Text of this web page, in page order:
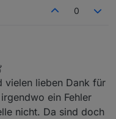
0
und etwas geändert
könnten auch noch
sein - teste mal und
vielen lieben Dank für
ein Fehler
nicht. Da sind doch